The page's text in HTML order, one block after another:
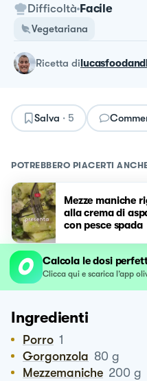
Difficoltà Facile
Vegetariana
ricetta di
Salva · 5
POTREBBERO PIACERTI
Mezze maniche
alla crema di
con pesce spada
Calcola le dosi
Clicca qui e scarica l’app
Ingredienti
Porro 1
Gorgonzola 80 g
Mezzemaniche 200 g